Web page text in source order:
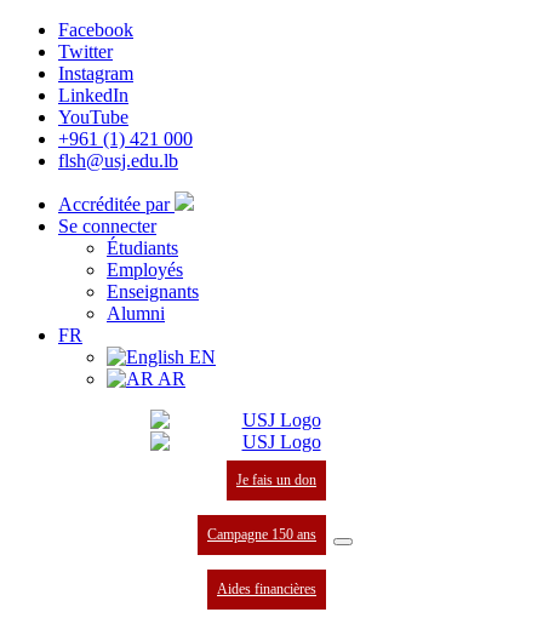
Facebook
Twitter
Instagram
LinkedIn
YouTube
+961 (1) 421 000
flsh@usj.edu.lb
Accréditée par
Se connecter
Étudiants
Employés
Enseignants
Alumni
FR
EN
AR
Je fais un don
Campagne 150 ans
Aides financières